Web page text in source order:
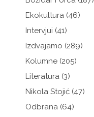
Ekokultura (46)
Intervjui (41)
Izdvajamo (289)
Kolumne (205)
Literatura (3)
Nikola Stojić (47)
Odbrana (64)